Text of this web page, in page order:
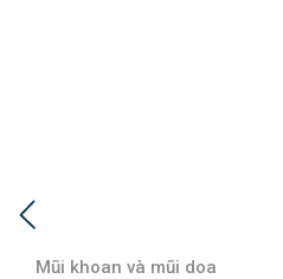
Mũi khoan và mũi doa